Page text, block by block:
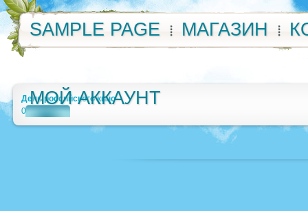
SAMPLE PAGE МАГАЗИН
МОЙ АККАУНТ
День российского кино
0